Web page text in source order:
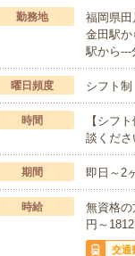
勤務地
福岡県田
金田駅か
駅から---
曜日頻度 シフト
時間
【シフ
談くださ
期間 即日～2
時給
無資格
円～
交通